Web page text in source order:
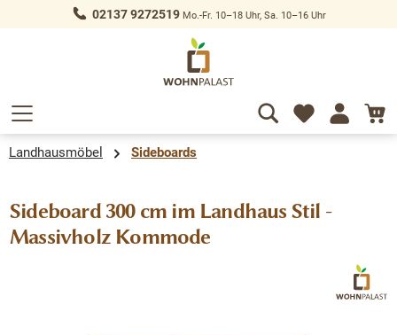
springen 02137 9272519Mo.-Fr. 10–18 Uhr, Sa. 10–16 Uhr
Landhausmöbel Sideboards
Sideboard 300 cm im Landhaus Stil -
Massivholz Kommode